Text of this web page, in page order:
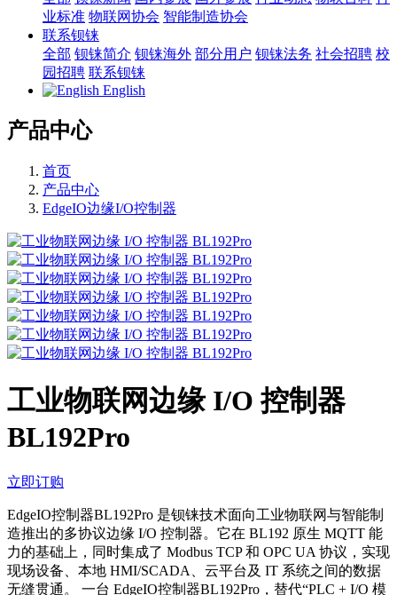
业标准 物联网协会 智能制造协会
联系钡铼
全部 钡铼简介 钡铼海外 部分用户 钡铼法务 社会招聘 校
园招聘 联系钡铼
English
产品中心
首页
产品中心
EdgeIO边缘I/O控制器
工业物联网边缘 I/O 控制器
BL192Pro
立即订购
EdgeIO控制器BL192Pro 是钡铼技术面向工业物联网与智能制
造推出的多协议边缘 I/O 控制器。它在 BL192 原生 MQTT 能
力的基础上，同时集成了 Modbus TCP 和 OPC UA 协议，实现
现场设备、本地 HMI/SCADA、云平台及 IT 系统之间的数据
无缝贯通。 一台 EdgeIO控制器BL192Pro，替代“PLC + I/O 模